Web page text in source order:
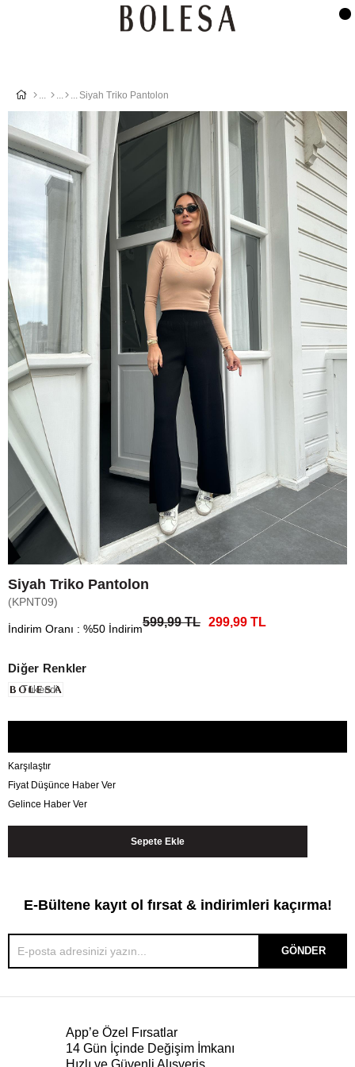
Siyah Triko Pantolon
Siyah Triko Pantolon
(KPNT09)
İndirim Oranı : %50 İndirim599,99 TL 299,99 TL
Diğer Renkler
Tükendi
Karşılaştır
Fiyat Düşünce Haber Ver
Gelince Haber Ver
E-Bültene kayıt ol fırsat & indirimleri kaçırma!
GÖNDER
App’e Özel Fırsatlar
14 Gün İçinde Değişim İmkanı
Hızlı ve Güvenli Alışveriş